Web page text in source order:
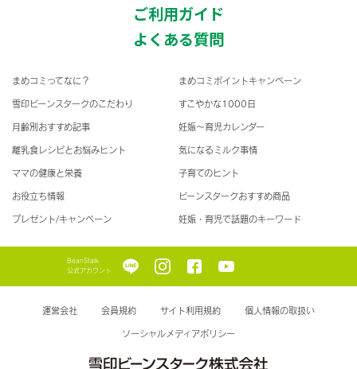
ご利用ガイド
よくある質問
まめコミってなに？ まめコミポイントキャンペーン
雪印ビーンスタークのこだわり すこやかな1000日
月齢別おすすめ記事 妊娠〜育児カレンダー
離乳食レシピとお悩みヒント 気になるミルク事情
ママの健康と栄養 子育てのヒント
お役立ち情報 ビーンスタークおすすめ商品
プレゼント/キャンペーン 妊娠・育児で話題のキーワード
BeanStalk
公式アカウント
運営会社 会員規約 サイト利用規約 個人情報の取扱い
ソーシャルメディアポリシー